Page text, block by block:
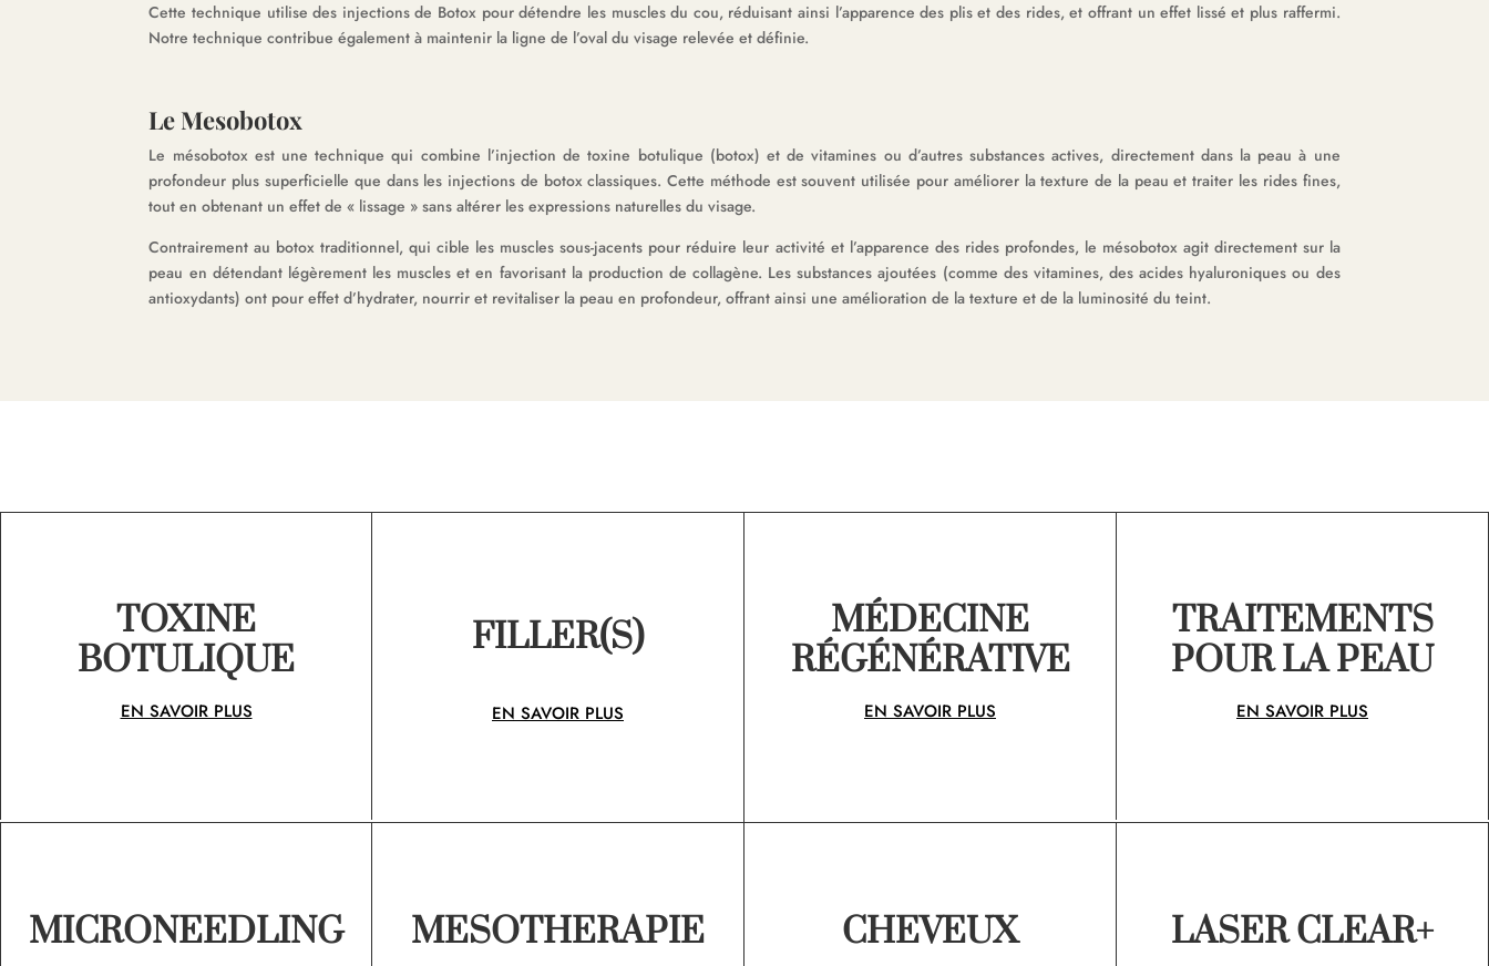
Cette technique utilise des injections de Botox pour détendre les muscles du cou, réduisant ainsi l’apparence des plis et des rides, et offrant un effet lissé et plus raffermi.
Notre technique contribue également à maintenir la ligne de l’oval du visage relevée et définie.
Le Mesobotox
Le mésobotox est une technique qui combine l’injection de toxine botulique (botox) et de vitamines ou d’autres substances actives, directement dans la peau à une
profondeur plus superficielle que dans les injections de botox classiques. Cette méthode est souvent utilisée pour améliorer la texture de la peau et traiter les rides fines,
tout en obtenant un effet de « lissage » sans altérer les expressions naturelles du visage.
Contrairement au botox traditionnel, qui cible les muscles sous-jacents pour réduire leur activité et l’apparence des rides profondes, le mésobotox agit directement sur la
peau en détendant légèrement les muscles et en favorisant la production de collagène. Les substances ajoutées (comme des vitamines, des acides hyaluroniques ou des
antioxydants) ont pour effet d’hydrater, nourrir et revitaliser la peau en profondeur, offrant ainsi une amélioration de la texture et de la luminosité du teint.
TOXINE
BOTULIQUE
EN SAVOIR PLUS
FILLER(S)
EN SAVOIR PLUS
MÉDECINE
RÉGÉNÉRATIVE
EN SAVOIR PLUS
TRAITEMENTS
POUR LA PEAU
EN SAVOIR PLUS
MICRONEEDLING MESOTHERAPIE CHEVEUX LASER CLEAR+